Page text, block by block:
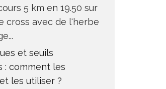
5 km en 19.50 sur
cross avec de l'herbe
et seuils
: comment les
les utiliser ?